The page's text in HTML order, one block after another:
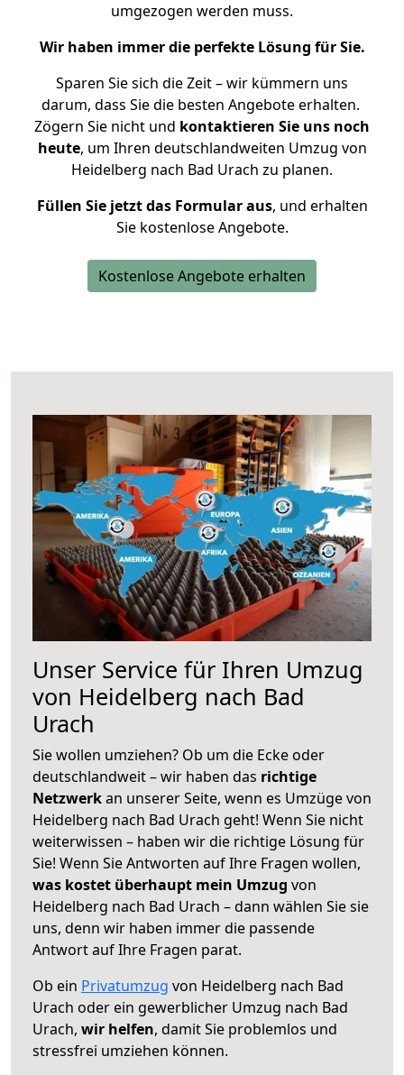
umgezogen werden muss.
Wir haben immer die perfekte Lösung für Sie.
Sparen Sie sich die Zeit – wir kümmern uns
darum, dass Sie die besten Angebote erhalten.
Zögern Sie nicht und kontaktieren Sie uns noch
heute, um Ihren deutschlandweiten Umzug von
Heidelberg nach Bad Urach zu planen.
Füllen Sie jetzt das Formular aus, und erhalten
Sie kostenlose Angebote.
Kostenlose Angebote erhalten
Unser Service für Ihren Umzug
von Heidelberg nach Bad
Urach
Sie wollen umziehen? Ob um die Ecke oder
deutschlandweit – wir haben das richtige
Netzwerkan unserer Seite, wenn es Umzüge von
Heidelberg nach Bad Urach geht! Wenn Sie nicht
weiterwissen – haben wir die richtige Lösung für
Sie! Wenn Sie Antworten auf Ihre Fragen wollen,
was kostet überhaupt mein Umzug von
Heidelberg nach Bad Urach – dann wählen Sie sie
uns, denn wir haben immer die passende
Antwort auf Ihre Fragen parat.
Ob ein Privatumzug von Heidelberg nach Bad
Urach oder ein gewerblicher Umzug nach Bad
Urach, wir helfen, damit Sie problemlos und
stressfrei umziehen können.